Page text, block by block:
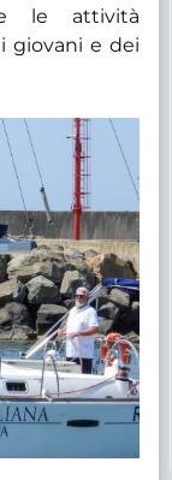
le attività
giovani e dei